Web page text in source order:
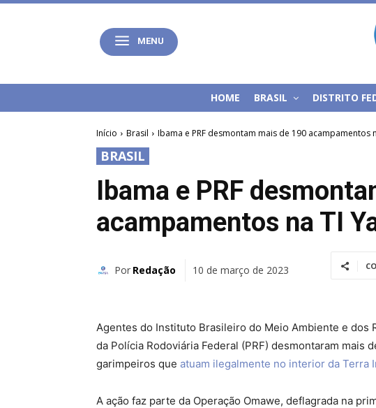
MENU
HOME BRASIL DISTRITO
Início Brasil Ibama e PRF desmontam mais de 190 acampamentos
BRASIL
Ibama e PRF
acampamentos na TI
Por Redação 10 de março de 2023
Agentes do Instituto Brasileiro do Meio Ambiente e dos
da Polícia Rodoviária Federal (PRF) desmontaram mais
garimpeiros que atuam ilegalmente no interior da Terra
A ação faz parte da Operação Omawe, deflagrada na